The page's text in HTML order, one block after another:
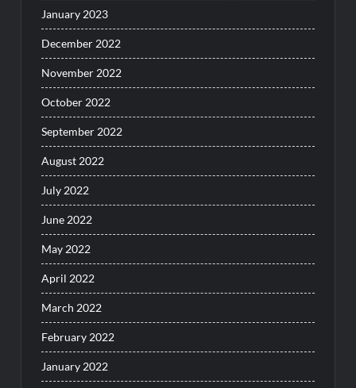
January 2023
December 2022
November 2022
October 2022
September 2022
August 2022
July 2022
June 2022
May 2022
April 2022
March 2022
February 2022
January 2022